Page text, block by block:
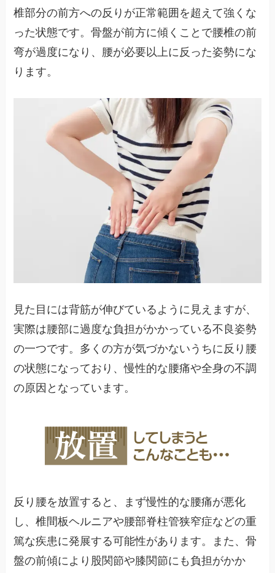
椎部分の前方への反りが正常範囲を超えて強くな
った状態です。骨盤が前方に傾くことで腰椎の前
弯が過度になり、腰が必要以上に反った姿勢にな
ります。
見た目には背筋が伸びているように見えますが、
実際は腰部に過度な負担がかかっている不良姿勢
の一つです。多くの方が気づかないうちに反り腰
の状態になっており、慢性的な腰痛や全身の不調
の原因となっています。
反り腰を放置すると、まず慢性的な腰痛が悪化
し、椎間板ヘルニアや腰部脊柱管狭窄症などの重
篤な疾患に発展する可能性があります。また、骨
盤の前傾により股関節や膝関節にも負担がかか